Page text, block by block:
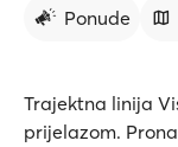
Ponude
Trajektna linija
prijelazom.